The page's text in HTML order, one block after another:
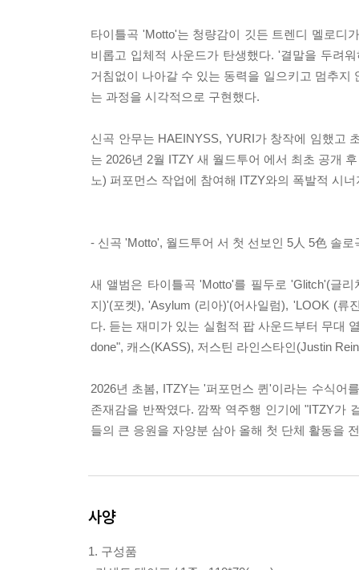
타이틀곡 'Motto'는 청량감이 깃든 트렌디 멜로디
비롭고 입체적 사운드가 탄생했다. '결말을 두려
거침없이 나아갈 수 있는 동력을 일으키고 멈추
는 과정을 시각적으로 구현했다.
신곡 안무는 HAEINYSS, YURI가 창작에 임했고
는 2026년 2월 ITZY 새 월드투어 에서 최초 공개
노) 퍼포먼스 작업에 참여해 ITZY와의 폭발적 시
- 신곡 'Motto', 월드투어 서 첫 선보인 5人 5色 솔
새 앨범은 타이틀곡 'Motto'를 필두로 'Glitch'(글
지)'(포켓), 'Asylum (리아)'(어사일럼), 'LOOK (류
다. 듣는 재미가 있는 실험적 팝 사운드부터 무대
done", 캐스(KASS), 저스틴 라인스타인(Justin
2026년 초봄, ITZY는 '퍼포먼스 퀸'이라는 수식어
존재감을 반짝였다. 깜짝 역주행 인기에 "ITZY가
들의 큰 응원을 자양분 삼아 올해 첫 단체 활동을
사양
1. 구성품